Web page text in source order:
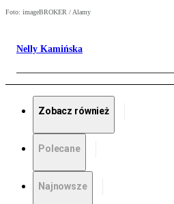
Foto: imageBROKER / Alamy
Nelly Kamińska
Zobacz również
Polecane
Najnowsze